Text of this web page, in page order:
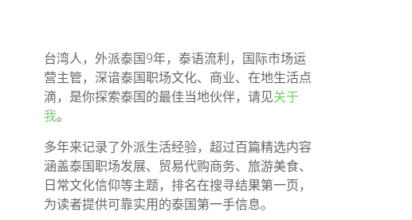
台湾人，外派泰国9年，泰语流利，国际市场运
营主管，深谙泰国职场文化、商业、在地生活点
滴，是你探索泰国的最佳当地伙伴，请见关于
我。
多年来记录了外派生活经验，超过百篇精选内容
涵盖泰国职场发展、贸易代购商务、旅游美食、
日常文化信仰等主题，排名在搜寻结果第一页，
为读者提供可靠实用的泰国第一手信息。